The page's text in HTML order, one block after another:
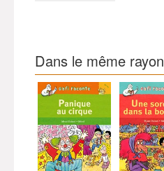
Dans le même rayon